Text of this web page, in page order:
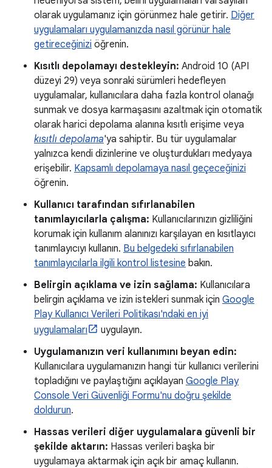
olarak uygulamanız için görünmez hale getirir. Diğer
uygulamaları uygulamanızda nasıl görünür hale
getireceğinizi öğrenin.
Kısıtlı depolamayı destekleyin: Android 10 (API
düzeyi 29) veya sonraki sürümleri hedefleyen
uygulamalar, kullanıcılara daha fazla kontrol olanağı
sunmak ve dosya karmaşasını azaltmak için otomatik
olarak harici depolama alanına kısıtlı erişime veya
kısıtlı depolama'ya sahiptir. Bu tür uygulamalar
yalnızca kendi dizinlerine ve oluşturdukları medyaya
erişebilir. Kapsamlı depolamaya nasıl geçeceğinizi
öğrenin.
Kullanıcı tarafından sıfırlanabilen
tanımlayıcılarla çalışma: Kullanıcılarınızın gizliliğini
korumak için kullanım alanınızı karşılayan en kısıtlayıcı
tanımlayıcıyı kullanın. Bu belgedeki sıfırlanabilen
tanımlayıcılarla ilgili kontrol listesine bakın.
Belirgin açıklama ve izin sağlama: Kullanıcılara
belirgin açıklama ve izin istekleri sunmak için Google
Play Kullanıcı Verileri Politikası'ndaki en iyi
uygulamaları
uygulayın.
Uygulamanızın veri kullanımını beyan edin:
Kullanıcılara uygulamanızın hangi tür kullanıcı verilerini
topladığını ve paylaştığını açıklayan Google Play
Console Veri Güvenliği Formu'nu doğru şekilde
doldurun.
Hassas verileri diğer uygulamalara güvenli bir
şekilde aktarın: Hassas verileri başka bir
uygulamaya aktarmak için açık bir amaç kullanın.